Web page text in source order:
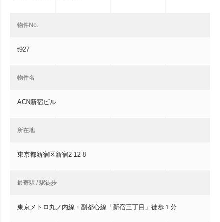
物件No.
t927
物件名
ACN新宿ビル
所在地
東京都新宿区新宿2-12-8
最寄駅 / 駅徒歩
東京メトロ丸ノ内線・副都心線「新宿三丁目」徒歩１分